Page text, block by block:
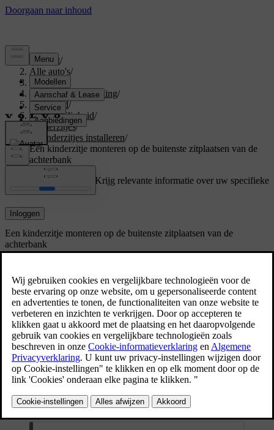
Support/
Alle auto's/
V60 2026
Gebruikershandleiding/
Veiligheid/
Kinderveiligheid/
Kinderzitjes/
Kinderzitjes installeren/
Een kinderzitje monteren op de buitenste zitplaatsen van de
achterbank
Ondersteuning op maat
Krijg relevante informatie over uw specifieke
Inloggen
Bijgewerkt 16-04-2025
Een kinderzitje monteren op de buitenste zitplaatsen van de
achterbank
zitplaatsen van de achterbank wilt plaatsen, vind je
hieronder belangrijke informatie die je moet lezen,
samen met aanbevelingen.
ISOFIX-verankeringspunten, en bovenste en onderste
verankeringspunten kunnen worden gebruikt voor het plaatsen van
een kinderzitje op een van de buitenste zitplaatsen van de
achterbank.
Deze stoelen zijn goedgekeurd voor i-Size-kinderzitjes.